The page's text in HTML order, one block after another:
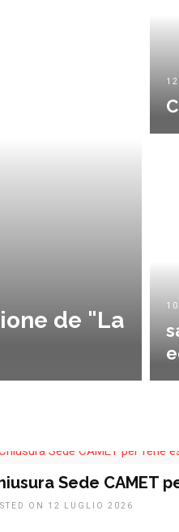
de "La
Sede CAMET
ON 12 LUGLIO 2026